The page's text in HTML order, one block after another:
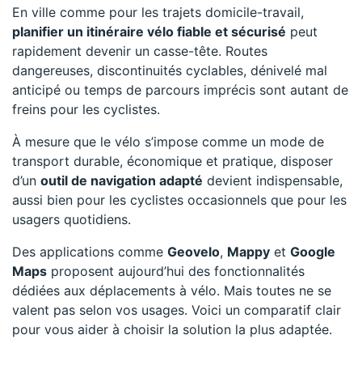
Conclusion : quel outil choisir pour vos itinéraires vélo ?
En ville comme pour les trajets domicile-travail,
planifier un itinéraire vélo fiable et sécurisé peut
rapidement devenir un casse-tête. Routes
dangereuses, discontinuités cyclables, dénivelé mal
anticipé ou temps de parcours imprécis sont autant de
freins pour les cyclistes.
À mesure que le vélo s’impose comme un mode de
transport durable, économique et pratique, disposer
d’un outil de navigation adapté devient indispensable,
aussi bien pour les cyclistes occasionnels que pour les
usagers quotidiens.
Des applications comme Geovelo, Mappy et Google
Maps proposent aujourd’hui des fonctionnalités
dédiées aux déplacements à vélo. Mais toutes ne se
valent pas selon vos usages. Voici un comparatif clair
pour vous aider à choisir la solution la plus adaptée.